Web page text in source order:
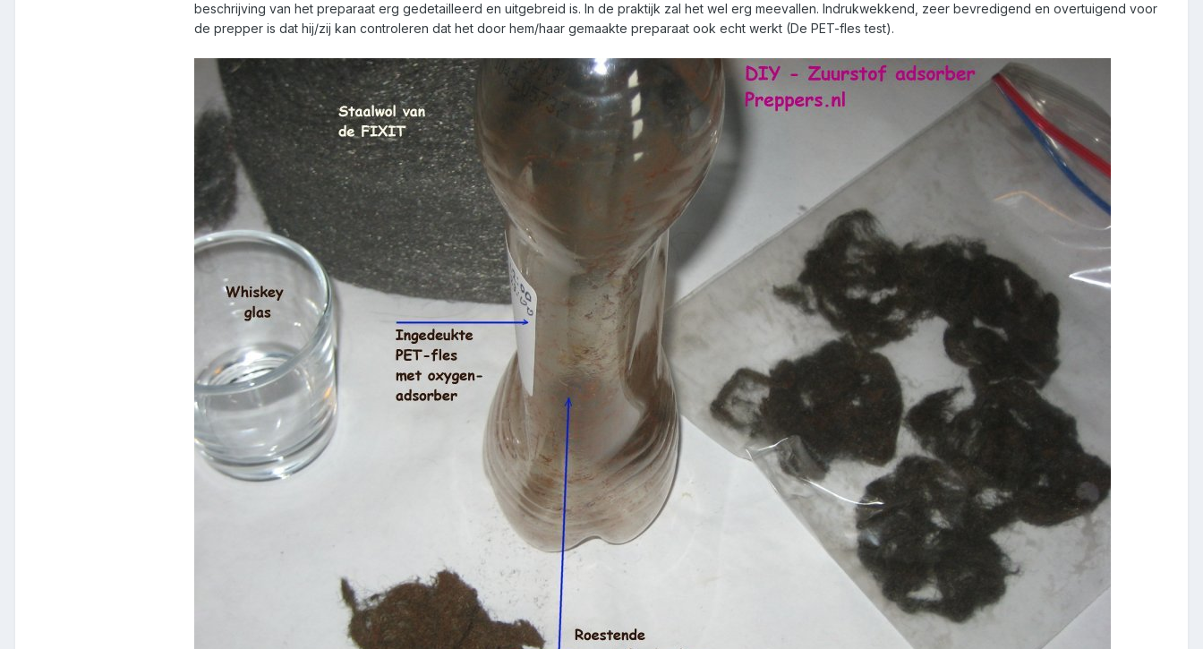
beschrijving van het preparaat erg gedetailleerd en uitgebreid is. In de praktijk zal het wel erg meevallen. Indrukwekkend, zeer bevredigend en overtuigend voor
de prepper is dat hij/zij kan controleren dat het door hem/haar gemaakte preparaat ook echt werkt (De PET-fles test).